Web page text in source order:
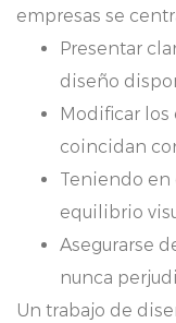
empresas se
Presentar
diseño
Modificar los
coincidan
Teniendo en
equilibrio
Asegurarse
nunca
Un trabajo de